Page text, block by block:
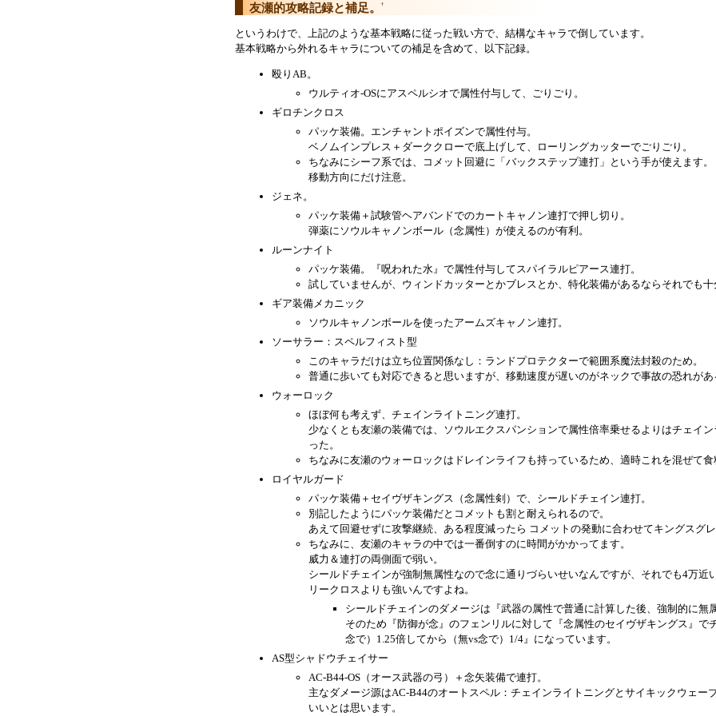
友瀬的攻略記録と補足。 †
というわけで、上記のような基本戦略に従った戦い方で、結構なキャラで倒しています。
基本戦略から外れるキャラについての補足を含めて、以下記録。
殴りAB。
ウルティオ-OSにアスペルシオで属性付与して、ごりごり。
ギロチンクロス
パッケ装備。エンチャントポイズンで属性付与。
ベノムインプレス＋ダーククローで底上げして、ローリングカッターでごりごり。
ちなみにシーフ系では、コメット回避に「バックステップ連打」という手が使えます。
移動方向にだけ注意。
ジェネ。
パッケ装備＋試験管ヘアバンドでのカートキャノン連打で押し切り。
弾薬にソウルキャノンボール（念属性）が使えるのが有利。
ルーンナイト
パッケ装備。『呪われた水』で属性付与してスパイラルピアース連打。
試していませんが、ウィンドカッターとかブレスとか、特化装備があるならそれでも十
ギア装備メカニック
ソウルキャノンボールを使ったアームズキャノン連打。
ソーサラー：スペルフィスト型
このキャラだけは立ち位置関係なし：ランドプロテクターで範囲系魔法封殺のため。
普通に歩いても対応できると思いますが、移動速度が遅いのがネックで事故の恐れがあ
ウォーロック
ほぼ何も考えず、チェインライトニング連打。
少なくとも友瀬の装備では、ソウルエクスパンションで属性倍率乗せるよりはチェイ
った。
ちなみに友瀬のウォーロックはドレインライフも持っているため、適時これを混ぜて食
ロイヤルガード
パッケ装備＋セイヴザキングス（念属性剣）で、シールドチェイン連打。
別記したようにパッケ装備だとコメットも割と耐えられるので。
あえて回避せずに攻撃継続、ある程度減ったら コメットの発動に合わせてキングスグレ
ちなみに、友瀬のキャラの中では一番倒すのに時間がかかってます。
威力＆連打の両側面で弱い。
シールドチェインが強制無属性なので念に通りづらいせいなんですが、それでも4万近
リークロスよりも強いんですよね。
シールドチェインのダメージは『武器の属性で普通に計算した後、強制的に無
そのため『防御が念』のフェンリルに対して『念属性のセイヴザキングス』で
念で）1.25倍してから（無vs念で）1/4』になっています。
AS型シャドウチェイサー
AC-B44-OS（オース武器の弓）＋念矢装備で連打。
主なダメージ源はAC-B44のオートスペル：チェインライトニングとサイキックウェー
いいとは思います。